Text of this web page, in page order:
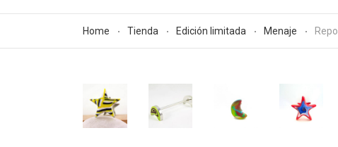
Home Tienda Edición limitada Menaje